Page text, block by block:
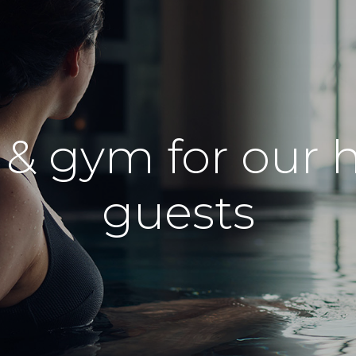
gym for our
guests